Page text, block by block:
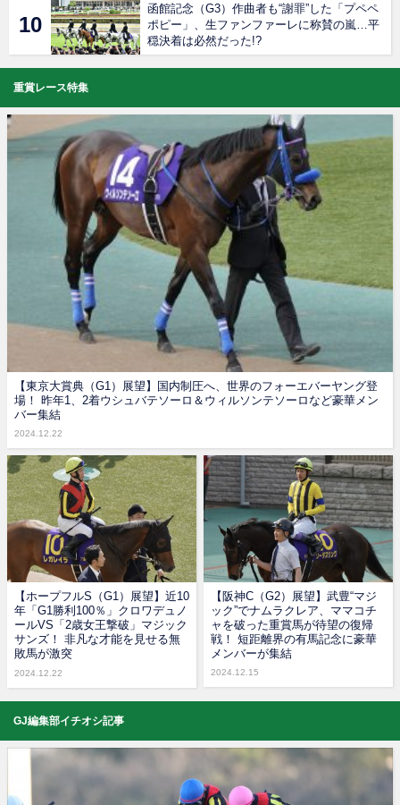
函館記念（G3）作曲者も“謝罪”した「プペペ
ポピー」、生ファンファーレに称賛の嵐…平
穏決着は必然だった!?
重賞レース特集
【東京大賞典（G1）展望】国内制圧へ、世界のフォーエバーヤング登
場！ 昨年1、2着ウシュバテソーロ＆ウィルソンテソーロなど豪華メン
バー集結
2024.12.22
【ホープフルS（G1）展望】近10
年「G1勝利100％」クロワデュノ
ールVS「2歳女王撃破」マジック
サンズ！ 非凡な才能を見せる無
敗馬が激突
2024.12.22
【阪神C（G2）展望】武豊“マジ
ック”でナムラクレア、ママコチ
ャを破った重賞馬が待望の復帰
戦！ 短距離界の有馬記念に豪華
メンバーが集結
2024.12.15
GJ編集部イチオシ記事